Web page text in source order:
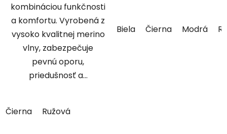
kombináciou funkčnosti
a komfortu. Vyrobená z
vysoko kvalitnej merino
vlny, zabezpečuje
pevnú oporu,
priedušnosť a...
Čierna Ružová
Biela Čierna Modrá